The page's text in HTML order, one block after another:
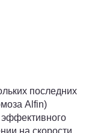
последних
Alfin)
на скорости